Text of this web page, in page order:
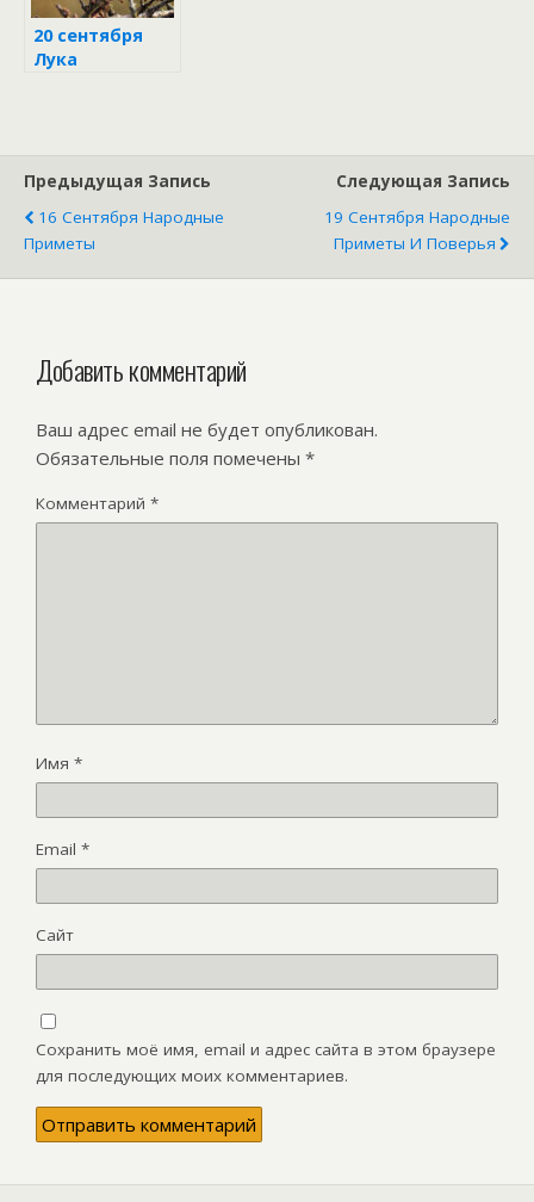
20 сентября
Лука
Предыдущая Запись
16 Сентября Народные
Приметы
Следующая Запись
19 Сентября Народные
Приметы И Поверья
Добавить комментарий
Ваш адрес email не будет опубликован.
Обязательные поля помечены *
Комментарий *
Имя *
Email *
Сайт
Сохранить моё имя, email и адрес сайта в этом браузере
для последующих моих комментариев.